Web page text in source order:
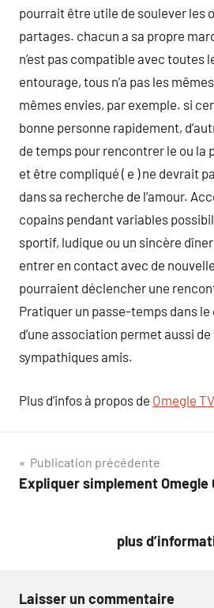
pourrait être utile de soulever les
partages. chacun a sa propre
n’est pas compatible avec toutes
entourage, tous n’a pas les
mêmes envies, par exemple. si
bonne personne rapidement,
de temps pour rencontrer le ou la
et être compliqué ( e ) ne devrait
dans sa recherche de l’amour.
copains pendant variables
sportif, ludique ou un sincère
entrer en contact avec de
pourraient déclencher une
Pratiquer un passe-temps dans le
d’une association permet aussi
sympathiques amis.
Plus d’infos à propos de Omegle TV
Navigation
de
Publication précédente
Expliquer simplement Omegle
plus
Laisser un commentaire